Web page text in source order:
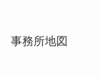
事務所地図